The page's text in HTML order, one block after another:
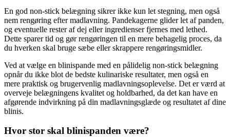
En god non-stick belægning sikrer ikke kun let stegning, men også
nem rengøring efter madlavning. Pandekagerne glider let af panden,
og eventuelle rester af dej eller ingredienser fjernes med lethed.
Dette sparer tid og gør rengøringen til en mere behagelig proces, da
du hverken skal bruge sæbe eller skrappere rengøringsmidler.
Ved at vælge en blinispande med en pålidelig non-stick belægning
opnår du ikke blot de bedste kulinariske resultater, men også en
mere praktisk og brugervenlig madlavningsoplevelse. Det er værd at
overveje belægningens kvalitet og holdbarhed, da det kan have en
afgørende indvirkning på din madlavningsglæde og resultatet af dine
blinis.
Hvor stor skal blinispanden være?